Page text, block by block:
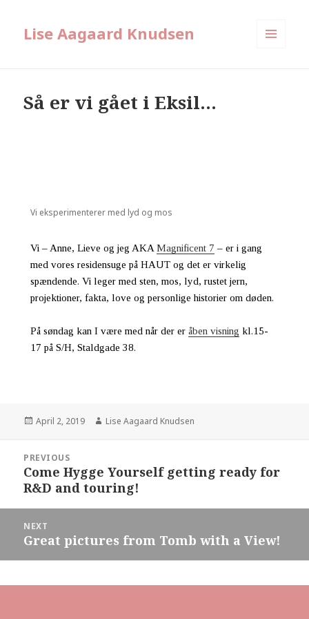
Lise Aagaard Knudsen
Så er vi gået i Eksil…
Vi eksperimenterer med lyd og mos
Vi – Anne, Lieve og jeg AKAMagnificent 7 – er i gang
med vores residensuge på HAUT og det er virkelig
spændende. Vi leger med sten, mos, lyd, rustet jern,
projektioner, fakta, love og personlige historier om døden.
På søndag kan I være med når der eråben visning kl.15-
17 på S/H, Staldgade 38.
April 2, 2019 Lise Aagaard Knudsen
PREVIOUS
Come Hygge Yourself getting ready for
R&D and touring!
NEXT
Great pictures from Tomb with a View!